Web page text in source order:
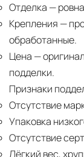
Отделка —
Крепления —
обработанные.
Цена —
подделки.
Признаки
Отсутствие
Упаковка
Отсутствие
Лёгкий вес,